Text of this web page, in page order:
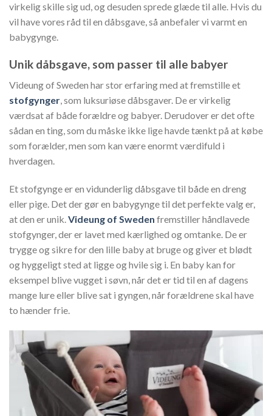
virkelig skille sig ud, og desuden sprede glæde til alle. Hvis du
vil have vores råd til en dåbsgave, så anbefaler vi varmt en
babygynge.
Unik dåbsgave, som passer til alle babyer
Videung of Sweden har stor erfaring med at fremstille et
stofgynger, som luksuriøse dåbsgaver. De er virkelig
værdsat af både forældre og babyer. Derudover er det ofte
sådan en ting, som du måske ikke lige havde tænkt på at købe
som forælder, men som kan være enormt værdifuld i
hverdagen.
Et stofgynge er en vidunderlig dåbsgave til både en dreng
eller pige. Det der gør en babygynge til det perfekte valg er,
at den er unik.Videung of Sweden fremstiller håndlavede
stofgynger, der er lavet med kærlighed og omtanke. De er
trygge og sikre for den lille baby at bruge og giver et blødt
og hyggeligt sted at ligge og hvile sig i. En baby kan for
eksempel blive vugget i søvn, når det er tid til en af ​​dagens
mange lure eller blive sat i gyngen, når forældrene skal have
to hænder frie.